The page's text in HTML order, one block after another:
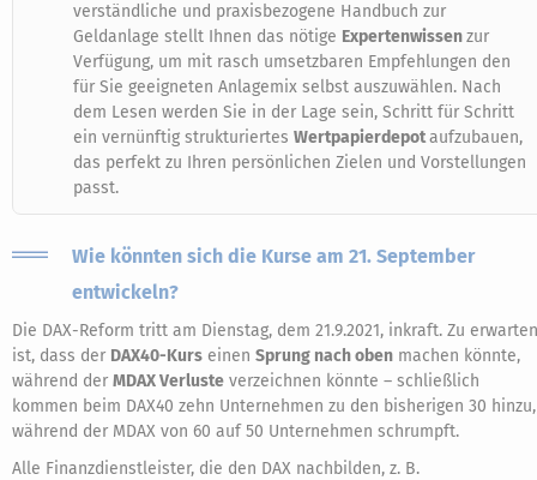
verständliche und praxisbezogene Handbuch zur
Geldanlage stellt Ihnen das nötige Expertenwissenzur
Verfügung, um mit rasch umsetzbaren Empfehlungen den
für Sie geeigneten Anlagemix selbst auszuwählen. Nach
dem Lesen werden Sie in der Lage sein, Schritt für Schritt
ein vernünftig strukturiertes Wertpapierdepotaufzubauen,
das perfekt zu Ihren persönlichen Zielen und Vorstellungen
passt.
Wie könnten sich die Kurse am 21. September
entwickeln?
Die DAX-Reform tritt am Dienstag, dem 21.9.2021, inkraft. Zu erwarten
ist, dass der DAX40-Kurs einen Sprung nach oben machen könnte,
während der MDAX Verluste verzeichnen könnte – schließlich
kommen beim DAX40 zehn Unternehmen zu den bisherigen 30 hinzu,
während der MDAX von 60 auf 50 Unternehmen schrumpft.
Alle Finanzdienstleister, die den DAX nachbilden, z. B.